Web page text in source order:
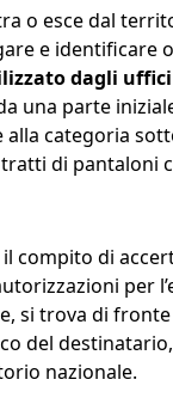
o esce dal
e identificare
dagli
una parte
alla categoria
di pantaloni
il compito di
per
si trova di
del
nazionale.